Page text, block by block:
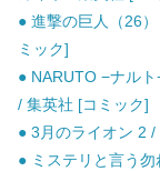
● 進撃の巨人（26
ミック]
● NARUTO −ナル
/ 集英社 [コミック]
● 3月のライオン 2
● ミステリと言う